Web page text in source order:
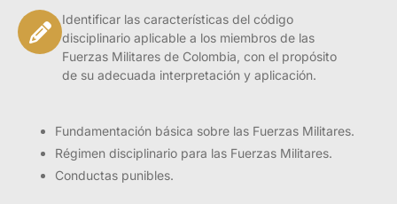
Identificar las características del código
disciplinario aplicable a los miembros de las
Fuerzas Militares de Colombia, con el propósito
de su adecuada interpretación y aplicación.
Fundamentación básica sobre las Fuerzas Militares.
Régimen disciplinario para las Fuerzas Militares.
Conductas punibles.